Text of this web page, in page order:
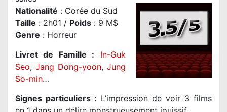
Nationalité : Corée du Sud
Taille : 2h01 / Poids : 9 M$
Genre : Horreur
Livret de Famille :
In-Guk
Seo, Jang Dong-yoon, Jung
So-min…
Signes particuliers : L’impression de voir 3 films